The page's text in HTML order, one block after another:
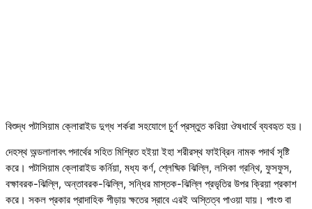
বিশুদ্ধ পটাসিয়াম ক্লোরাইড দুগ্ধ শর্করা সহযোগে চুর্ণ প্রস্তুত করিয়া ঔষধার্থে ব্যবহৃত হয়।
দেহস্থ অন্ডলালাবৎ পদার্থের সহিত মিশ্রিত হইয়া ইহা শরীরস্থ ফাইব্রিন নামক পদার্থ সৃষ্টি
করে। পটাসিয়াম ক্লোরাইড কর্নিয়া, মধ্য কর্ণ, শ্লেষ্মিক ঝিল্লি, লসিকা গ্রন্থি, ফুসফুস,
বক্ষাবরক-ঝিল্লি, অন্তাবরক-ঝিল্লি, সন্ধির মাস্তক-ঝিল্লি প্রভৃতির উপর ক্রিয়া প্রকাশ
করে। সকল প্রকার প্রাদাহিক পীড়ায় ক্ষতের স্রাবে এরই অস্তিত্ব পাওয়া যায়। পাংশু বা